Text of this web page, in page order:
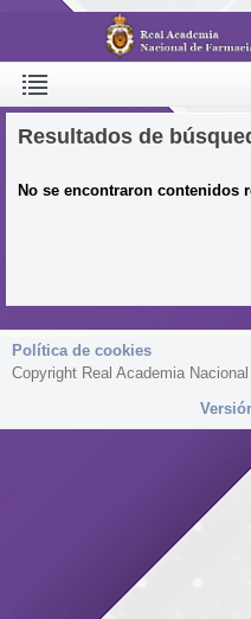
Resultados de
No se encontraron contenidos
Política de cookies
Copyright Real Academia